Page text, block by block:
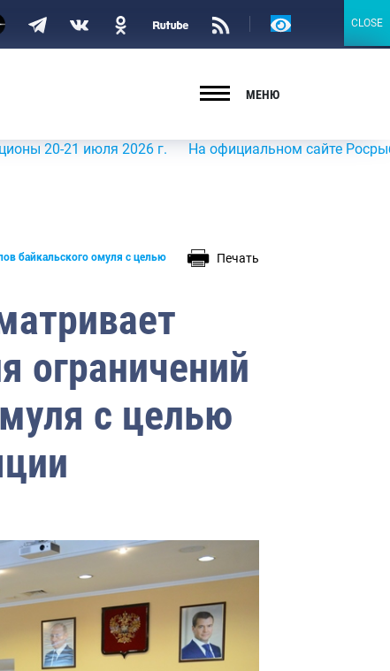
Версия
МЕНЮ
июля 2026 г. На официальном сайте
байкальского омуля с целью
Печать
ограничений
с целью
CLOSE
CLOSE